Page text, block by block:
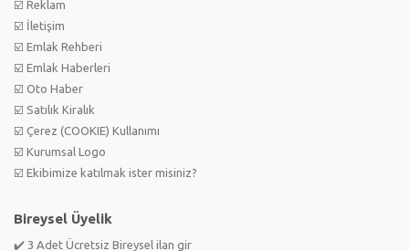
☑️ Reklam
☑️ İletişim
☑️ Emlak Rehberi
☑️ Emlak Haberleri
☑️ Oto Haber
☑️ Satılık Kiralık
☑️ Çerez (COOKIE) Kullanımı
☑️ Kurumsal Logo
☑️ Ekibimize katılmak ister misiniz?
Bireysel Üyelik
✔️ 3 Adet Ücretsiz Bireysel ilan gir